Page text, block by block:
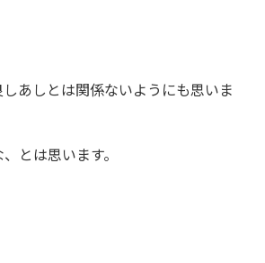
あしとは関係ないようにも思いま
とは思います。